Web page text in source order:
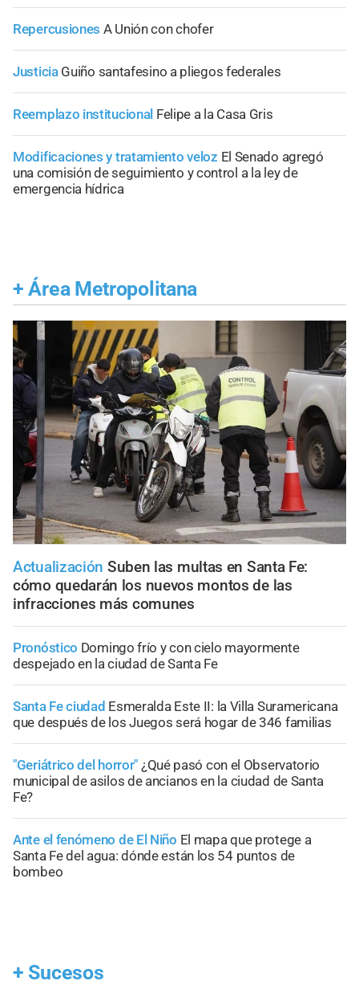
Repercusiones A Unión con chofer
Justicia Guiño santafesino a pliegos federales
Reemplazo institucional Felipe a la Casa Gris
Modificaciones y tratamiento veloz El Senado agregó
una comisión de seguimiento y control a la ley de
emergencia hídrica
+ Área Metropolitana
Actualización Suben las multas en Santa Fe:
cómo quedarán los nuevos montos de las
infracciones más comunes
Pronóstico Domingo frío y con cielo mayormente
despejado en la ciudad de Santa Fe
Santa Fe ciudad Esmeralda Este II: la Villa Suramericana
que después de los Juegos será hogar de 346 familias
"Geriátrico del horror" ¿Qué pasó con el Observatorio
municipal de asilos de ancianos en la ciudad de Santa
Fe?
Ante el fenómeno de El Niño El mapa que protege a
Santa Fe del agua: dónde están los 54 puntos de
bombeo
+ Sucesos